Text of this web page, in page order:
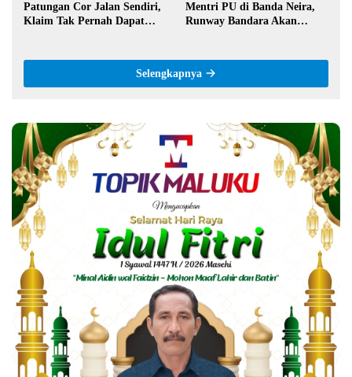
Patungan Cor Jalan Sendiri,
Klaim Tak Pernah Dapat
Mentri PU di Banda Neira,
Runway Bandara Akan
Selengkapnya